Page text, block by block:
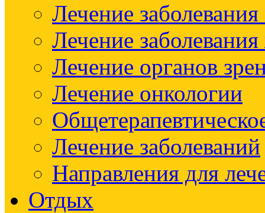
Лечение
Лечение
Лечение органов
Лечение онкологии
Лечение заболеваний
Направления для
Отдых